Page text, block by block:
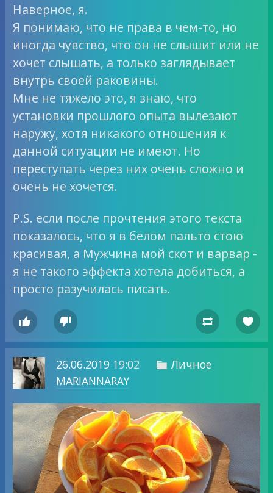
Наверное, я.
Я понимаю, что не права в чем-то, но
иногда чувство, что он не слышит или не
хочет слышать, а только заглядывает
внутрь своей раковины.
Мне не тяжело это, я знаю, что
установки прошлого опыта вылезают
наружу, хотя никакого отношения к
данной ситуации не имеют. Но
переступать через них очень сложно и
очень не хочется.
P.S. если после прочтения этого текста
показалось, что я в белом пальто стою
красивая, а Мужчина мой скот и варвар -
я не такого эффекта хотела добиться, а
просто разучилась писать.
   
26.06.201919:02  Личное
MARIANNARAY